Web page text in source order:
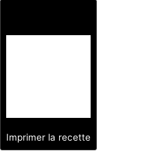
Imprimer la recette